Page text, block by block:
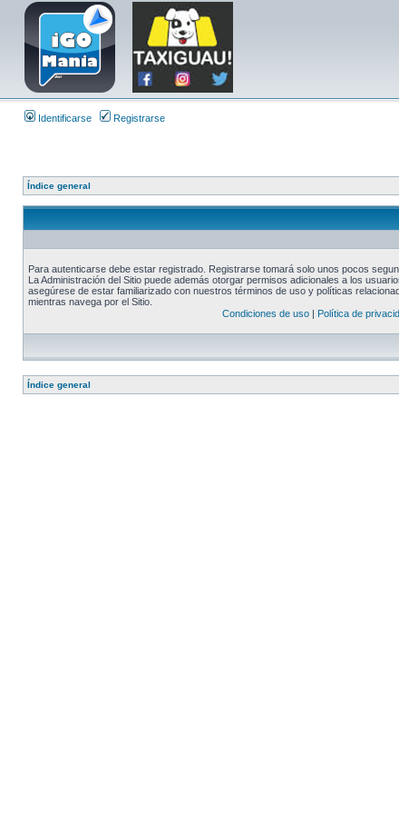
Identificarse Registrarse
Índice general
Para autenticarse debe estar registrado. Registrarse tomará solo unos pocos
La Administración del Sitio puede además otorgar permisos adicionales a los
asegúrese de estar familiarizado con nuestros términos de uso y políticas
mientras navega por el Sitio.
Condiciones de uso| Política de
Índice general